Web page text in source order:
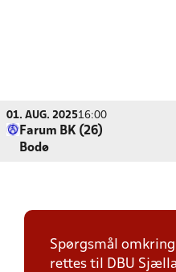
01. AUG. 202516:00
Farum BK (26)
Bodø
Spørgsmål
rettes til DBU